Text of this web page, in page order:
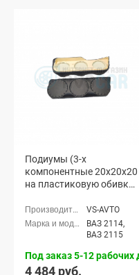
Подиумы (3-х
компонентные 20x20x20
на пластиковую обивку)
VS-AVTO
ВАЗ 2114,
ВАЗ 2115
Под заказ 5-12 рабочих
4 484 руб.